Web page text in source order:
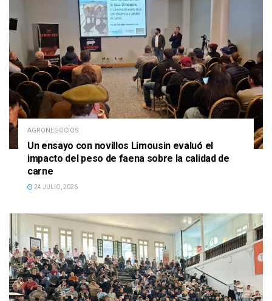
AGRONEGOCIOS
Un ensayo con novillos Limousin evaluó el
impacto del peso de faena sobre la calidad de
carne
24 JULIO, 2026